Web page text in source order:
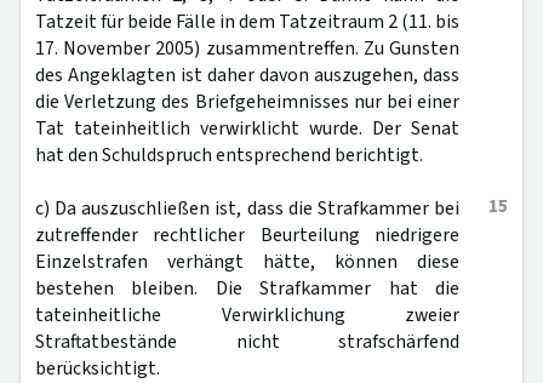
Tatzeit für beide Fälle in dem Tatzeitraum 2 (11. bis
17. November 2005) zusammentreffen. Zu Gunsten
des Angeklagten ist daher davon auszugehen, dass
die Verletzung des Briefgeheimnisses nur bei einer
Tat tateinheitlich verwirklicht wurde. Der Senat
hat den Schuldspruch entsprechend berichtigt.
15
c) Da auszuschließen ist, dass die Strafkammer bei
zutreffender rechtlicher Beurteilung niedrigere
Einzelstrafen verhängt hätte, können diese
bestehen bleiben. Die Strafkammer hat die
tateinheitliche Verwirklichung zweier
Straftatbestände nicht strafschärfend
berücksichtigt.